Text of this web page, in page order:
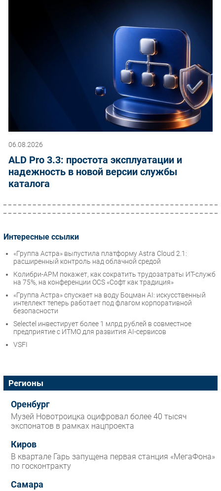
06.08.2026
ALD Pro 3.3: простота эксплуатации и
надежность в новой версии службы
каталога
Интересные ссылки
«Группа Астра» выпустила платформу Astra Cloud 2.1:
расширенный контроль над облачной средой
Колибри-АРМ покажет, как сократить трудозатраты ИТ-служб
на 75%, на конференции OCS «Софт как традиция»
«Группа Астра» спускает на воду Боцман AI: искусственный
интеллект теперь работает под флагом корпоративной
безопасности
Selectel инвестирует более 1 млрд рублей в совместное
предприятие с ИТМО для развития AI-сервисов
VSFI
Регионы
Оренбург
Музей Новотроицка оцифровал более 40 тысяч
экспонатов в рамках нацпроекта
Киров
В квартале Гарь запущена первая станция «МегаФона»
по госконтракту
Самара